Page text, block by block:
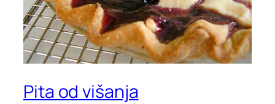
Pita od višanja